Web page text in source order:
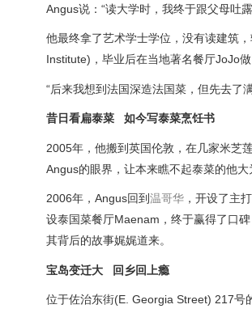
Angus说：“读大学时，我终于跟父母吐
他最终拿了艺术学士学位，没有读建筑
Institute)，毕业后在当地著名餐厅JoJo做
“后来我想到法国深造法国菜，但先去了
昔日看扁泰菜 如今写泰菜烹饪书
2005年，他搬到英国伦敦，在几家米芝
Angus的眼界，让本来瞧不起泰菜的他
2006年，Angus回到温哥华 ，开设了主
设泰国菜餐厅Maenam，终于赢得了口
其背后的故事娓娓道来。
宝岛变迁大 回乡回上瘾
位于佐治东街(E. Georgia Street) 217号